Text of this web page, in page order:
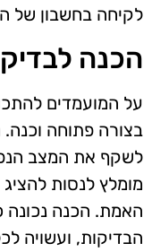
לקיחה בחשבון של
הכנה
על המועמדים
בצורה פתוחה וכנה.
לשקף את המצב
מומלץ לנסות
האמת. הכנה נכונה
הבדיקות, ועשויה